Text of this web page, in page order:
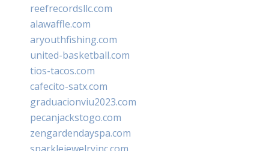
reefrecordsllc.com
alawaffle.com
aryouthfishing.com
united-basketball.com
tios-tacos.com
cafecito-satx.com
graduacionviu2023.com
pecanjackstogo.com
zengardendayspa.com